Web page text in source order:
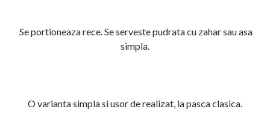
Se portioneaza rece. Se serveste pudrata cu zahar sau asa
simpla.
O varianta simpla si usor de realizat, la pasca clasica.